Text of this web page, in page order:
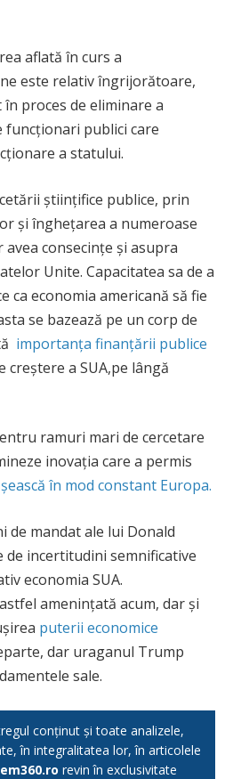
aflată în curs a
este relativ îngrijorătoare,
proces de eliminare a
publici care
a statului.
științifice publice, prin
și înghețarea a numeroase
consecințe și asupra
Unite. Capacitatea sa de a
ca economia americană să fie
se bazează pe un corp de
importanța finanțării publice
creștere a SUA,pe lângă
ramuri mari de cercetare
inovația care a permis
în mod constant Europa.
de mandat ale lui Donald
incertitudini semnificative
economia SUA.
amenințată acum, dar și
puterii economice
dar uraganul Trump
sale.
conținut și toate analizele,
în integralitatea lor, în articolele
em360.ro revin în exclusivitate